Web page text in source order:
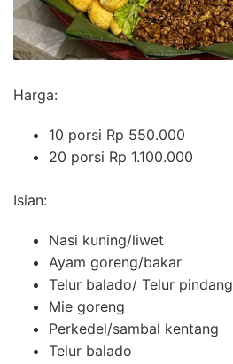
Harga:
10 porsi Rp 550.000
20 porsi Rp 1.100.000
Isian:
Nasi kuning/liwet
Ayam goreng/bakar
Telur balado/ Telur pindang
Mie goreng
Perkedel/sambal kentang
Telur balado